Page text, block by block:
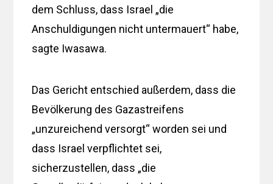
dem Schluss, dass Israel „die
Anschuldigungen nicht untermauert“ habe,
sagte Iwasawa.
Das Gericht entschied außerdem, dass die
Bevölkerung des Gazastreifens
„unzureichend versorgt“ worden sei und
dass Israel verpflichtet sei,
sicherzustellen, dass „die